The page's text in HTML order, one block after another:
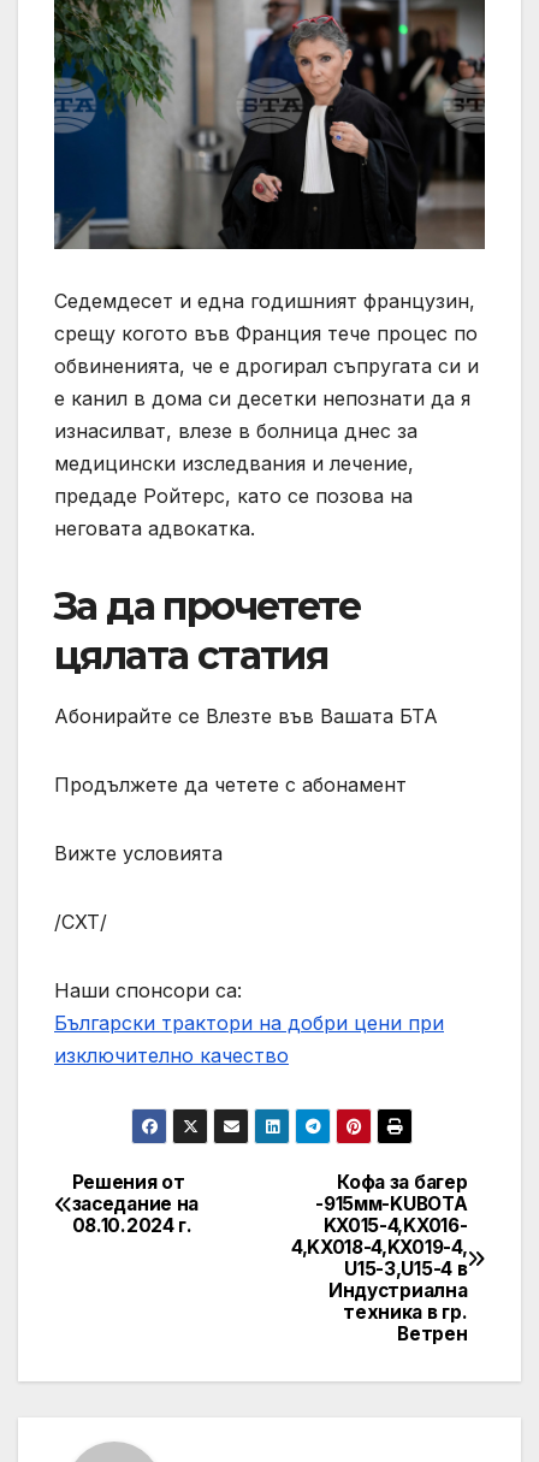
Седемдесет и една годишният французин,
срещу когото във Франция тече процес по
обвиненията, че е дрогирал съпругата си и
е канил в дома си десетки непознати да я
изнасилват, влезе в болница днес за
медицински изследвания и лечение,
предаде Ройтерс, като се позова на
неговата адвокатка.
За да прочетете
цялата статия
Абонирайте се Влезте във Вашата БТА
Продължете да четете с абонамент
Вижте условията
/СХТ/
Наши спонсори са:
Български трактори на добри цени при
изключително качество
Post
navigation
Кофа за багер
-915мм-KUBOTA
KX015-4,KX016-
4,KX018-4,KX019-4,
U15-3,U15-4 в
Индустриална
техника в гр.
Ветрен
Решения от
заседание на
08.10.2024 г.